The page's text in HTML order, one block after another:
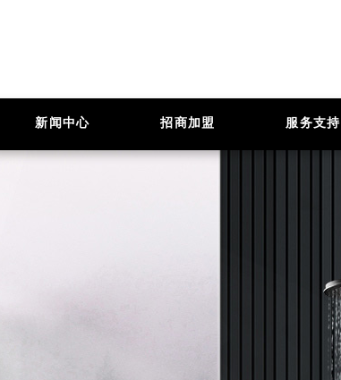
新闻中心 招商加盟 服务支持